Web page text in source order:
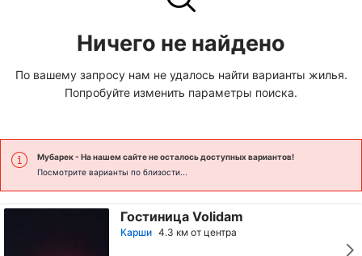
Ничего не найдено
По вашему запросу нам не удалось найти варианты жилья.
Попробуйте изменить параметры поиска.
Мубарек- На нашем сайте не осталось доступных вариантов!
Посмотрите варианты по близости...
Гостиница Volidam
Карши 4.3 км от центра